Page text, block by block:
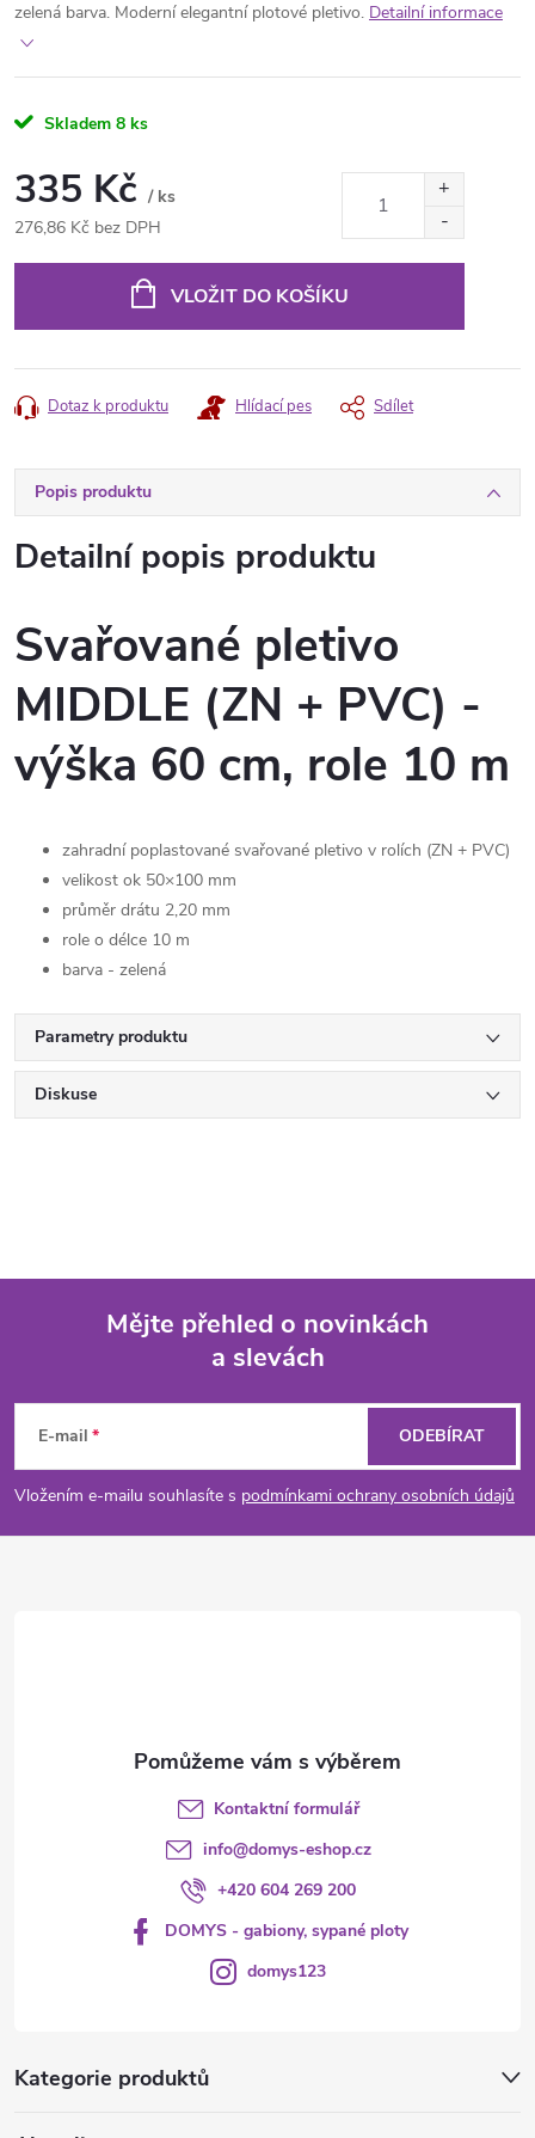
zelená barva. Moderní elegantní plotové pletivo. Detailní informace
Skladem 8 ks
335 Kč / ks
276,86 Kč bez DPH
VLOŽIT DO KOŠÍKU
Dotaz k produktu Hlídací pes Sdílet
Popis produktu
Detailní popis produktu
Svařované pletivo
MIDDLE (ZN + PVC) -
výška 60 cm, role 10 m
zahradní poplastované svařované pletivo v rolích (ZN + PVC)
velikost ok 50×100 mm
průměr drátu 2,20 mm
role o délce 10 m
barva - zelená
Parametry produktu
Diskuse
p
a
Mějte přehled o novinkách
a slevách
E-mail
Vložením e-mailu souhlasíte s podmínkami ochrany osobních údajů
ODEBÍRAT
Kategorie produktů
Kontaktní formulář
info@domys-eshop.cz
+420 604 269 200
DOMYS - gabiony, sypané ploty
domys123